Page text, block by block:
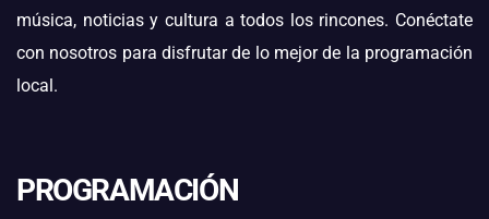
música, noticias y cultura a todos los rincones. Conéctate
con nosotros para disfrutar de lo mejor de la programación
local.
PROGRAMACIÓN